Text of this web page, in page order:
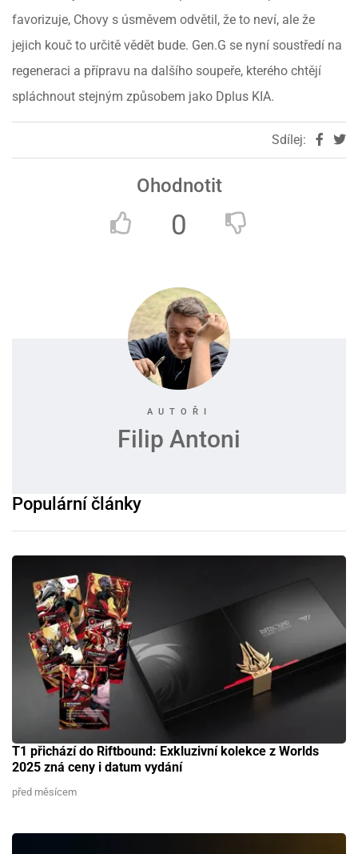
favorizuje, Chovy s úsměvem odvětil, že to neví, ale že
jejich kouč to určitě vědět bude. Gen.G se nyní soustředí na
regeneraci a přípravu na dalšího soupeře, kterého chtějí
spláchnout stejným způsobem jako Dplus KIA.
Sdílej:
Ohodnotit
0
Filip Antoni
Populární články
T1 přichází do Riftbound: Exkluzivní kolekce z Worlds
2025 zná ceny i datum vydání
před měsícem